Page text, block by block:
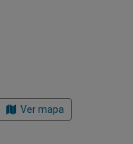
Ver mapa